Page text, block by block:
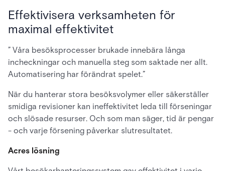
Effektivisera verksamheten för
maximal effektivitet
” Våra besöksprocesser brukade innebära långa
incheckningar och manuella steg som saktade ner allt.
Automatisering har förändrat spelet.”
När du hanterar stora besöksvolymer eller säkerställer
smidiga revisioner kan ineffektivitet leda till förseningar
och slösade resurser. Och som man säger, tid är pengar
- och varje försening påverkar slutresultatet.
Acres lösning